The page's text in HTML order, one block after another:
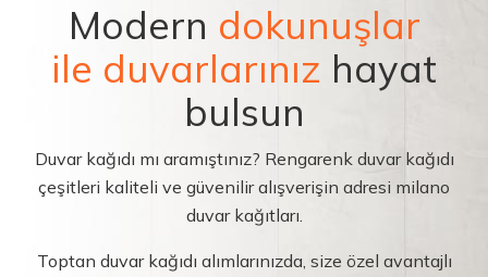
Modern dokunuşlar
ile duvarlarınız hayat
bulsun
Duvar kağıdı mı aramıştınız? Rengarenk duvar kağıdı
çeşitleri kaliteli ve güvenilir alışverişin adresi milano
duvar kağıtları.
Toptan duvar kağıdı alımlarınızda, size özel avantajlı